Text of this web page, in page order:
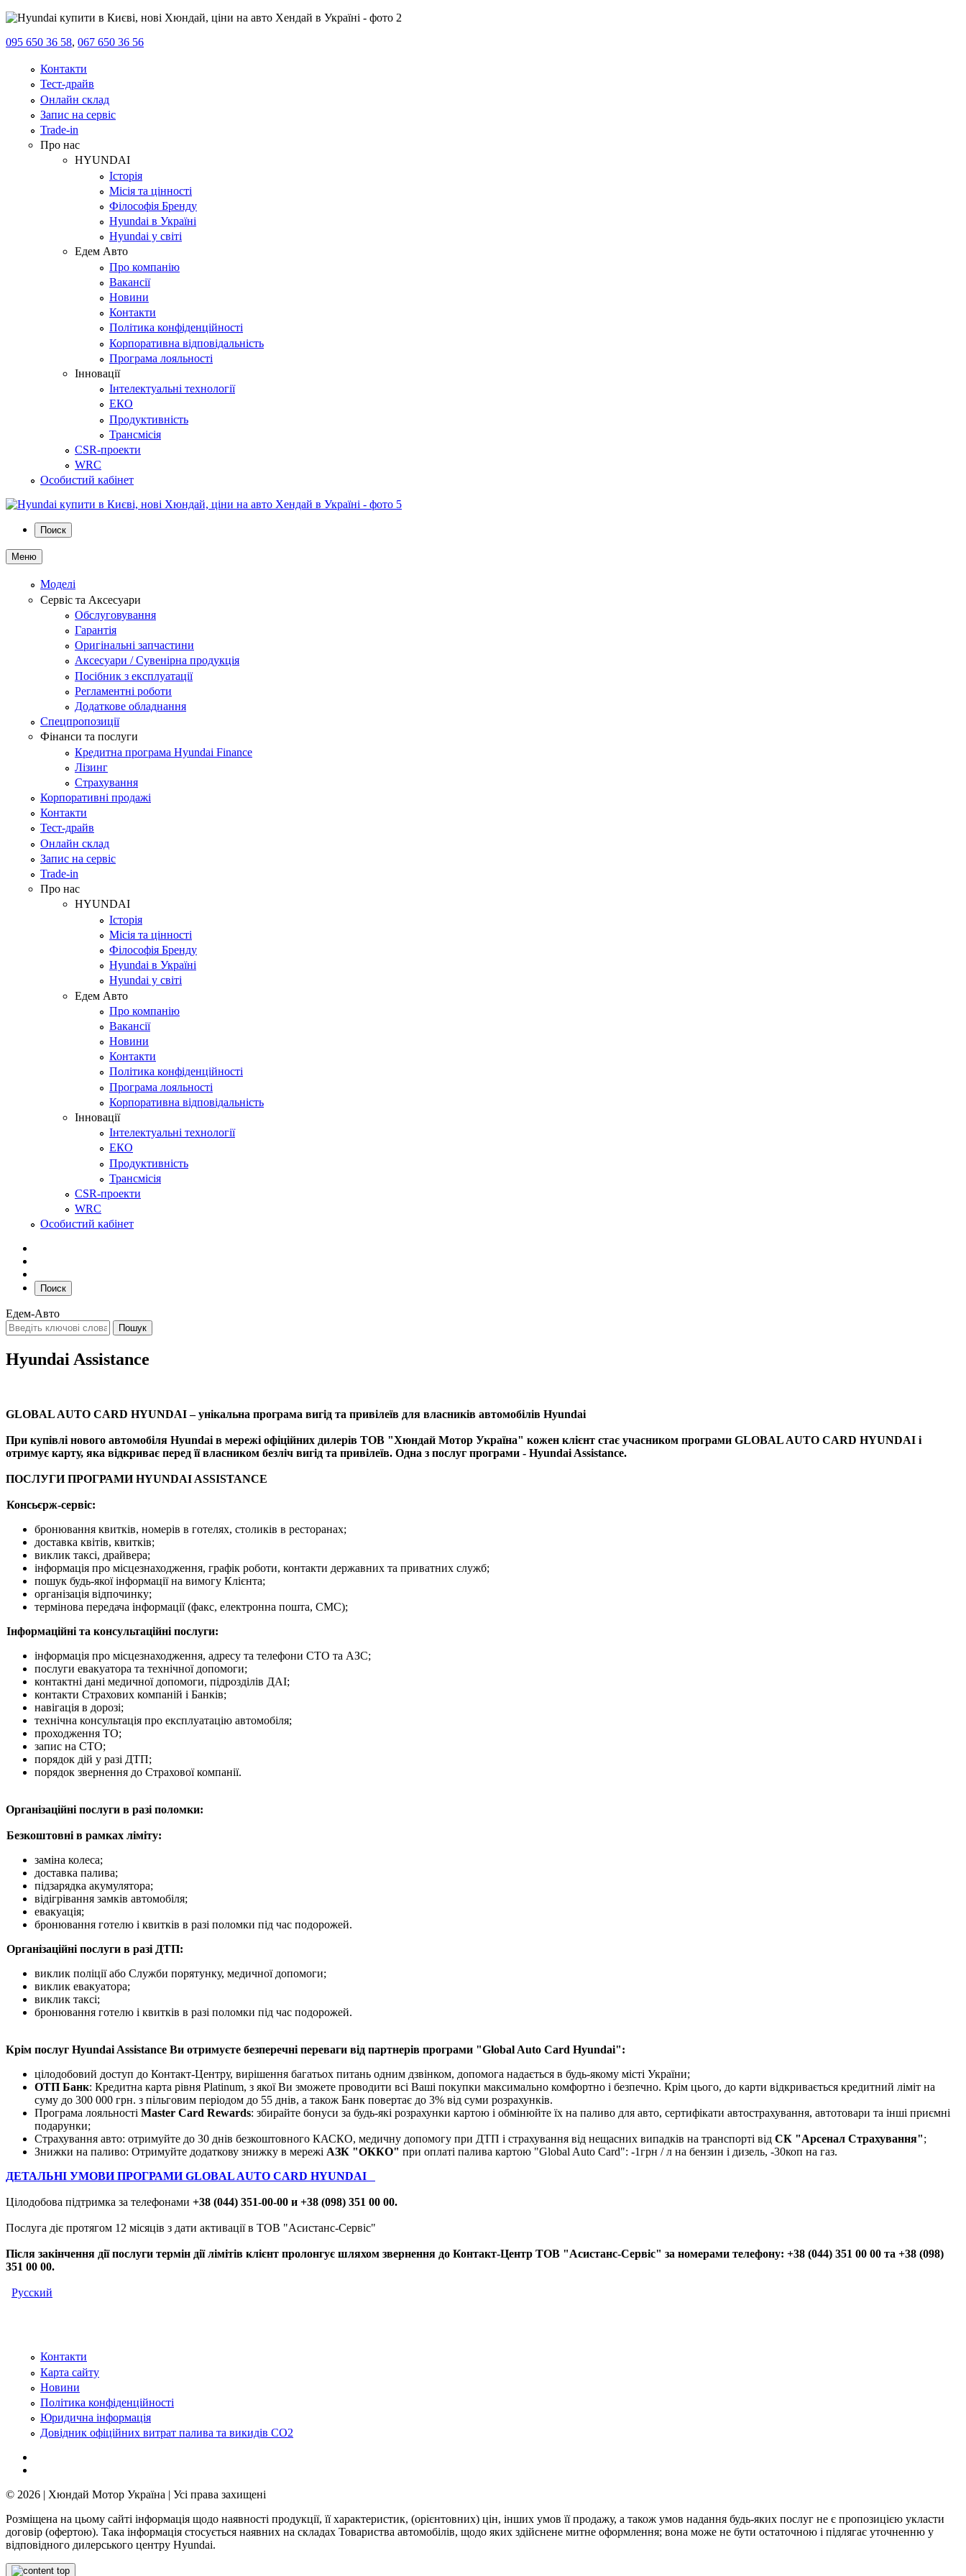
095 650 36 58, 067 650 36 56
Контакти
Тест-драйв
Онлайн склад
Запис на сервіс
Trade-in
Про нас
HYUNDAI
Історія
Місія та цінності
Філософія Бренду
Hyundai в Україні
Hyundai у світі
Едем Авто
Про компанію
Вакансії
Новини
Контакти
Політика конфіденційності
Корпоративна відповідальність
Програма лояльності
Інновації
Інтелектуальні технології
ЕКО
Продуктивність
Трансмісія
CSR-проекти
WRC
Особистий кабінет
Поиск
Меню
Моделі
Сервіс та Аксесуари
Обслуговування
Гарантія
Оригінальні запчастини
Аксесуари / Сувенірна продукція
Посібник з експлуатації
Регламентні роботи
Додаткове обладнання
Спецпропозиції
Фінанси та послуги
Кредитна програма Hyundai Finance
Лізинг
Страхування
Корпоративні продажі
Контакти
Тест-драйв
Онлайн склад
Запис на сервіс
Trade-in
Про нас
HYUNDAI
Історія
Місія та цінності
Філософія Бренду
Hyundai в Україні
Hyundai у світі
Едем Авто
Про компанію
Вакансії
Новини
Контакти
Політика конфіденційності
Програма лояльності
Корпоративна відповідальність
Інновації
Інтелектуальні технології
ЕКО
Продуктивність
Трансмісія
CSR-проекти
WRC
Особистий кабінет
Поиск
Едем-Авто
Hyundai Assistance
GLOBAL AUTO CARD HYUNDAI – унікальна програма вигід та привілеїв для власників автомобілів Hyundai
При купівлі нового автомобіля Hyundai в мережі офіційних дилерів ТОВ "Хюндай Мотор Україна" кожен клієнт стає учасником програми GLOBAL AUTO CARD HYUNDAI і
отримує карту, яка відкриває перед її власником безліч вигід та привілеїв. Одна з послуг програми - Hyundai Assistance.
ПОСЛУГИ ПРОГРАМИ HYUNDAI ASSISTANCE
Консьєрж-сервіс:
бронювання квитків, номерів в готелях, столиків в ресторанах;
доставка квітів, квитків;
виклик таксі, драйвера;
інформація про місцезнаходження, графік роботи, контакти державних та приватних служб;
пошук будь-якої інформації на вимогу Клієнта;
організація відпочинку;
термінова передача інформації (факс, електронна пошта, СМС);
Інформаційні та консультаційні послуги:
інформація про місцезнаходження, адресу та телефони СТО та АЗС;
послуги евакуатора та технічної допомоги;
контактні дані медичної допомоги, підрозділів ДАІ;
контакти Страхових компаній і Банків;
навігація в дорозі;
технічна консультація про експлуатацію автомобіля;
проходження ТО;
запис на СТО;
порядок дій у разі ДТП;
порядок звернення до Страхової компанії.
Організаційні послуги в разі поломки:
Безкоштовні в рамках ліміту:
заміна колеса;
доставка палива;
підзарядка акумулятора;
відігрівання замків автомобіля;
евакуація;
бронювання готелю і квитків в разі поломки під час подорожей.
Організаційні послуги в разі ДТП:
виклик поліції або Служби порятунку, медичної допомоги;
виклик евакуатора;
виклик таксі;
бронювання готелю і квитків в разі поломки під час подорожей.
Крім послуг Hyundai Assistance Ви отримуєте безперечні переваги від партнерів програми "Global Auto Card Hyundai":
цілодобовий доступ до Контакт-Центру, вирішення багатьох питань одним дзвінком, допомога надається в будь-якому місті України;
ОТП Банк: Кредитна карта рівня Platinum, з якої Ви зможете проводити всі Ваші покупки максимально комфортно і безпечно. Крім цього, до карти відкривається кредитний ліміт на
суму до 300 000 грн. з пільговим періодом до 55 днів, а також Банк повертає до 3% від суми розрахунків.
Програма лояльності Master Card Rewards: збирайте бонуси за будь-які розрахунки картою і обмінюйте їх на паливо для авто, сертифікати автострахування, автотовари та інші приємні
подарунки;
Страхування авто: отримуйте до 30 днів безкоштовного КАСКО, медичну допомогу при ДТП і страхування від нещасних випадків на транспорті від СК "Арсенал Страхування";
Знижки на паливо: Отримуйте додаткову знижку в мережі АЗК "ОККО" при оплаті палива картою "Global Auto Card": -1грн / л на бензин і дизель, -30коп на газ.
ДЕТАЛЬНІ УМОВИ ПРОГРАМИ GLOBAL AUTO CARD HYUNDAI
Цілодобова підтримка за телефонами +38 (044) 351-00-00 и +38 (098) 351 00 00.
Послуга діє протягом 12 місяців з дати активації в ТОВ "Асистанс-Сервіс"
Після закінчення дії послуги термін дії лімітів клієнт пролонгує шляхом звернення до Контакт-Центр ТОВ "Асистанс-Сервіс" за номерами телефону: +38 (044) 351 00 00 та +38 (098)
351 00 00.
Русский
Контакти
Карта сайту
Новини
Політика конфіденційності
Юридична інформація
Довідник офіційних витрат палива та викидів СО2
© 2026 | Хюндай Мотор Україна | Усі права захищені
Розміщена на цьому сайті інформація щодо наявності продукції, її характеристик, (орієнтовних) цін, інших умов її продажу, а також умов надання будь-яких послуг не є пропозицією укласти
договір (офертою). Така інформація стосується наявних на складах Товариства автомобілів, щодо яких здійснене митне оформлення; вона може не бути остаточною і підлягає уточненню у
відповідного дилерського центру Hyundai.